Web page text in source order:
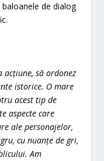
de dialog
acțiune, să ordonez
istorice. O mare
acest tip de
aspecte care
ale personajelor,
cu nuanțe de gri,
Am